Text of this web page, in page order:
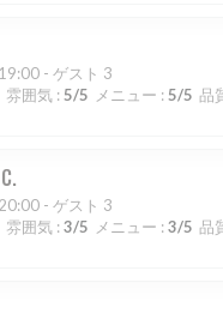
- ゲスト 3
雰囲気 : 5/5 メニュー : 5/5 品
C
- ゲスト 3
雰囲気 : 3/5 メニュー : 3/5 品